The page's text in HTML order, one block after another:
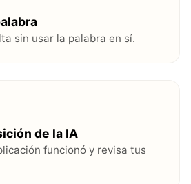
sin usar la palabra en sí.
de la IA
funcionó y revisa tus